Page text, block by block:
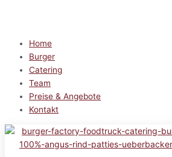
Home
Burger
Catering
Team
Preise & Angebote
Kontakt